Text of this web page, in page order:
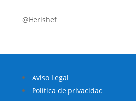
@Herishef
Aviso Legal
Política de privacidad